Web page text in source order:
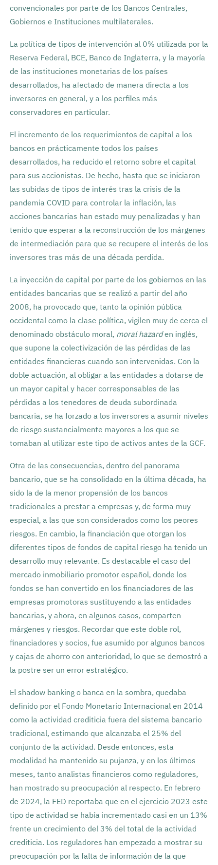
convencionales por parte de los Bancos Centrales,
Gobiernos e Instituciones multilaterales.
La política de tipos de intervención al 0% utilizada por la
Reserva Federal, BCE, Banco de Inglaterra, y la mayoría
de las instituciones monetarias de los países
desarrollados, ha afectado de manera directa a los
inversores en general, y a los perfiles más
conservadores en particular.
El incremento de los requerimientos de capital a los
bancos en prácticamente todos los países
desarrollados, ha reducido el retorno sobre el capital
para sus accionistas. De hecho, hasta que se iniciaron
las subidas de tipos de interés tras la crisis de la
pandemia COVID para controlar la inflación, las
acciones bancarias han estado muy penalizadas y han
tenido que esperar a la reconstrucción de los márgenes
de intermediación para que se recupere el interés de los
inversores tras más de una década perdida.
La inyección de capital por parte de los gobiernos en las
entidades bancarias que se realizó a partir del año
2008, ha provocado que, tanto la opinión pública
occidental como la clase política, vigilen muy de cerca el
denominado obstáculo moral, moral hazarden inglés,
que supone la colectivización de las pérdidas de las
entidades financieras cuando son intervenidas. Con la
doble actuación, al obligar a las entidades a dotarse de
un mayor capital y hacer corresponsables de las
pérdidas a los tenedores de deuda subordinada
bancaria, se ha forzado a los inversores a asumir niveles
de riesgo sustancialmente mayores a los que se
tomaban al utilizar este tipo de activos antes de la GCF.
Otra de las consecuencias, dentro del panorama
bancario, que se ha consolidado en la última década, ha
sido la de la menor propensión de los bancos
tradicionales a prestar a empresas y, de forma muy
especial, a las que son considerados como los peores
riesgos. En cambio, la financiación que otorgan los
diferentes tipos de fondos de capital riesgo ha tenido un
desarrollo muy relevante. Es destacable el caso del
mercado inmobiliario promotor español, donde los
fondos se han convertido en los financiadores de las
empresas promotoras sustituyendo a las entidades
bancarias, y ahora, en algunos casos, comparten
márgenes y riesgos. Recordar que este doble rol,
financiadores y socios, fue asumido por algunos bancos
y cajas de ahorro con anterioridad, lo que se demostró a
la postre ser un error estratégico.
El shadow banking o banca en la sombra, quedaba
definido por el Fondo Monetario Internacional en 2014
como la actividad crediticia fuera del sistema bancario
tradicional, estimando que alcanzaba el 25% del
conjunto de la actividad. Desde entonces, esta
modalidad ha mantenido su pujanza, y en los últimos
meses, tanto analistas financieros como reguladores,
han mostrado su preocupación al respecto. En febrero
de 2024, la FED reportaba que en el ejercicio 2023 este
tipo de actividad se había incrementado casi en un 13%
frente un crecimiento del 3% del total de la actividad
crediticia. Los reguladores han empezado a mostrar su
preocupación por la falta de información de la que